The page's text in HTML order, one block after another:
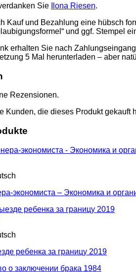
Sie
Ilona Riesen.
Kauf und Bezahlung eine hübsch
und ggf. Stempel
erhalten Sie nach
5 Mal herunterladen – aber
Rezensionen.
Kunden, die dieses Produkt gekauft
экономиста – Экономика и
ребенка за границу 2019